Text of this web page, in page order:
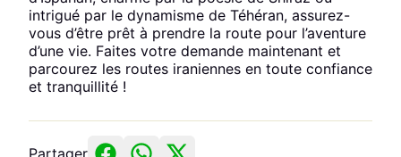
intrigué par le dynamisme de Téhéran, assurez-
vous d’être prêt à prendre la route pour l’aventure
d’une vie. Faites votre demande maintenant et
parcourez les routes iraniennes en toute confiance
et tranquillité !
Partager